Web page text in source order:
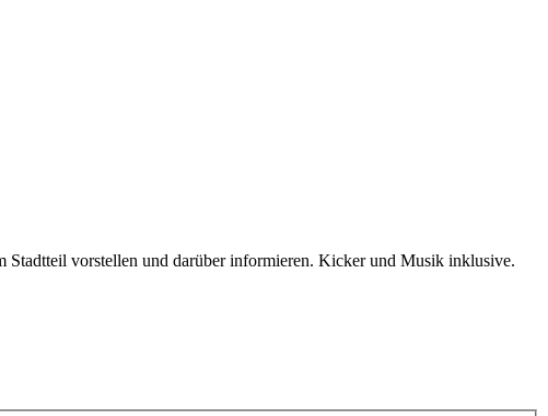
Stadtteil vorstellen und darüber informieren. Kicker und Musik inklusive.